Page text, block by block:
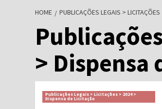
HOME PUBLICAÇÕES LEGAIS >
> Dispensa
Publicações Legais > Licitações > 2024 >
Dispensa de Licitação